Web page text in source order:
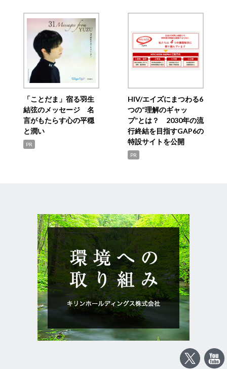
「ことだま」宿る羽生
結弦のメッセージ 名
言がもたらす心の平穏
と潤い
PR
HIV/エイズにまつわる6
つの“理解のギャッ
プ”とは？ 2030年の流
行終結を目指すGAP6の
特設サイトを公開
PR